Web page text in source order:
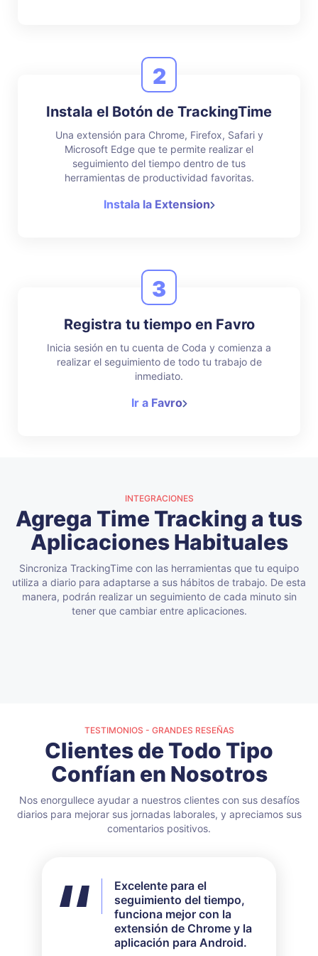
2
Instala el Botón de TrackingTime
Una extensión para Chrome, Firefox, Safari y
Microsoft Edge que te permite realizar el
seguimiento del tiempo dentro de tus
herramientas de productividad favoritas.
Instala la Extension
3
Registra tu tiempo en Favro
Inicia sesión en tu cuenta de Coda y comienza a
realizar el seguimiento de todo tu trabajo de
inmediato.
Ir a Favro
INTEGRACIONES
Agrega Time Tracking a tus
Aplicaciones Habituales
Sincroniza TrackingTime con las herramientas que tu equipo
utiliza a diario para adaptarse a sus hábitos de trabajo. De esta
manera, podrán realizar un seguimiento de cada minuto sin
tener que cambiar entre aplicaciones.
TESTIMONIOS - GRANDES RESEÑAS
Clientes de Todo Tipo
Confían en Nosotros
Nos enorgullece ayudar a nuestros clientes con sus desafíos
diarios para mejorar sus jornadas laborales, y apreciamos sus
comentarios positivos.
Excelente para el
seguimiento del tiempo,
funciona mejor con la
extensión de Chrome y la
aplicación para Android.
No utilicé todas las
funciones disponibles,
pero para mis
necesidades funcionó
perfectamente. Su